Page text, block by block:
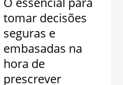
tomar decisões
seguras e
embasadas na
hora de
prescrever